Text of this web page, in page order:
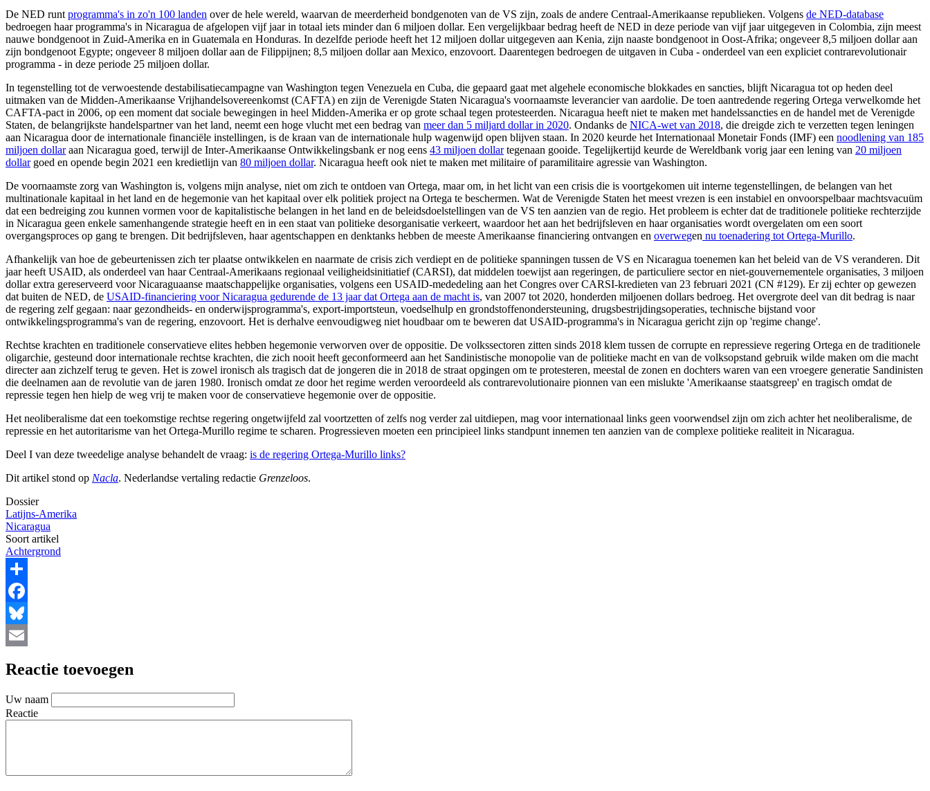
De NED runt programma's in zo'n 100 landen over de hele wereld, waarvan de meerderheid bondgenoten van de VS zijn, zoals de andere Centraal-Amerikaanse republieken. Volgens de NED-database
bedroegen haar programma's in Nicaragua de afgelopen vijf jaar in totaal iets minder dan 6 miljoen dollar. Een vergelijkbaar bedrag heeft de NED in deze periode van vijf jaar uitgegeven in Colombia, zijn meest
nauwe bondgenoot in Zuid-Amerika en in Guatemala en Honduras. In dezelfde periode heeft het 12 miljoen dollar uitgegeven aan Kenia, zijn naaste bondgenoot in Oost-Afrika; ongeveer 8,5 miljoen dollar aan
zijn bondgenoot Egypte; ongeveer 8 miljoen dollar aan de Filippijnen; 8,5 miljoen dollar aan Mexico, enzovoort. Daarentegen bedroegen de uitgaven in Cuba - onderdeel van een expliciet contrarevolutionair
programma - in deze periode 25 miljoen dollar.
In tegenstelling tot de verwoestende destabilisatiecampagne van Washington tegen Venezuela en Cuba, die gepaard gaat met algehele economische blokkades en sancties, blijft Nicaragua tot op heden deel
uitmaken van de Midden-Amerikaanse Vrijhandelsovereenkomst (CAFTA) en zijn de Verenigde Staten Nicaragua's voornaamste leverancier van aardolie. De toen aantredende regering Ortega verwelkomde het
CAFTA-pact in 2006, op een moment dat sociale bewegingen in heel Midden-Amerika er op grote schaal tegen protesteerden. Nicaragua heeft niet te maken met handelssancties en de handel met de Verenigde
Staten, de belangrijkste handelspartner van het land, neemt een hoge vlucht met een bedrag van meer dan 5 miljard dollar in 2020. Ondanks de NICA-wet van 2018, die dreigde zich te verzetten tegen leningen
aan Nicaragua door de internationale financiële instellingen, is de kraan van de internationale hulp wagenwijd open blijven staan. In 2020 keurde het Internationaal Monetair Fonds (IMF) een noodlening van 185
miljoen dollaraan Nicaragua goed, terwijl de Inter-Amerikaanse Ontwikkelingsbank er nog eens 43 miljoen dollartegenaan gooide. Tegelijkertijd keurde de Wereldbank vorig jaar een lening van 20 miljoen
dollargoed en opende begin 2021 een kredietlijn van 80 miljoen dollar. Nicaragua heeft ook niet te maken met militaire of paramilitaire agressie van Washington.
De voornaamste zorg van Washington is, volgens mijn analyse, niet om zich te ontdoen van Ortega, maar om, in het licht van een crisis die is voortgekomen uit interne tegenstellingen, de belangen van het
multinationale kapitaal in het land en de hegemonie van het kapitaal over elk politiek project na Ortega te beschermen. Wat de Verenigde Staten het meest vrezen is een instabiel en onvoorspelbaar machtsvacuüm
dat een bedreiging zou kunnen vormen voor de kapitalistische belangen in het land en de beleidsdoelstellingen van de VS ten aanzien van de regio. Het probleem is echter dat de traditionele politieke rechterzijde
in Nicaragua geen enkele samenhangende strategie heeft en in een staat van politieke desorganisatie verkeert, waardoor het aan het bedrijfsleven en haar organisaties wordt overgelaten om een soort
overgangsproces op gang te brengen. Dit bedrijfsleven, haar agentschappen en denktanks hebben de meeste Amerikaanse financiering ontvangen en overwegen nu toenadering tot Ortega-Murillo.
Afhankelijk van hoe de gebeurtenissen zich ter plaatse ontwikkelen en naarmate de crisis zich verdiept en de politieke spanningen tussen de VS en Nicaragua toenemen kan het beleid van de VS veranderen. Dit
jaar heeft USAID, als onderdeel van haar Centraal-Amerikaans regionaal veiligheidsinitiatief (CARSI), dat middelen toewijst aan regeringen, de particuliere sector en niet-gouvernementele organisaties, 3 miljoen
dollar extra gereserveerd voor Nicaraguaanse maatschappelijke organisaties, volgens een USAID-mededeling aan het Congres over CARSI-kredieten van 23 februari 2021 (CN #129). Er zij echter op gewezen
dat buiten de NED, de USAID-financiering voor Nicaragua gedurende de 13 jaar dat Ortega aan de macht is, van 2007 tot 2020, honderden miljoenen dollars bedroeg. Het overgrote deel van dit bedrag is naar
de regering zelf gegaan: naar gezondheids- en onderwijsprogramma's, export-importsteun, voedselhulp en grondstoffenondersteuning, drugsbestrijdingsoperaties, technische bijstand voor
ontwikkelingsprogramma's van de regering, enzovoort. Het is derhalve eenvoudigweg niet houdbaar om te beweren dat USAID-programma's in Nicaragua gericht zijn op 'regime change'.
Rechtse krachten en traditionele conservatieve elites hebben hegemonie verworven over de oppositie. De volkssectoren zitten sinds 2018 klem tussen de corrupte en repressieve regering Ortega en de traditionele
oligarchie, gesteund door internationale rechtse krachten, die zich nooit heeft geconformeerd aan het Sandinistische monopolie van de politieke macht en van de volksopstand gebruik wilde maken om die macht
directer aan zichzelf terug te geven. Het is zowel ironisch als tragisch dat de jongeren die in 2018 de straat opgingen om te protesteren, meestal de zonen en dochters waren van een vroegere generatie Sandinisten
die deelnamen aan de revolutie van de jaren 1980. Ironisch omdat ze door het regime werden veroordeeld als contrarevolutionaire pionnen van een mislukte 'Amerikaanse staatsgreep' en tragisch omdat de
repressie tegen hen hielp de weg vrij te maken voor de conservatieve hegemonie over de oppositie.
Het neoliberalisme dat een toekomstige rechtse regering ongetwijfeld zal voortzetten of zelfs nog verder zal uitdiepen, mag voor internationaal links geen voorwendsel zijn om zich achter het neoliberalisme, de
repressie en het autoritarisme van het Ortega-Murillo regime te scharen. Progressieven moeten een principieel links standpunt innemen ten aanzien van de complexe politieke realiteit in Nicaragua.
Deel I van deze tweedelige analyse behandelt de vraag: is de regering Ortega-Murillo links?
Dit artikel stond op Nacla. Nederlandse vertaling redactie Grenzeloos.
Dossier
Latijns-Amerika
Nicaragua
Soort artikel
Achtergrond
Share
Facebook
Bluesky
Reactie toevoegen
Uw naam
Reactie